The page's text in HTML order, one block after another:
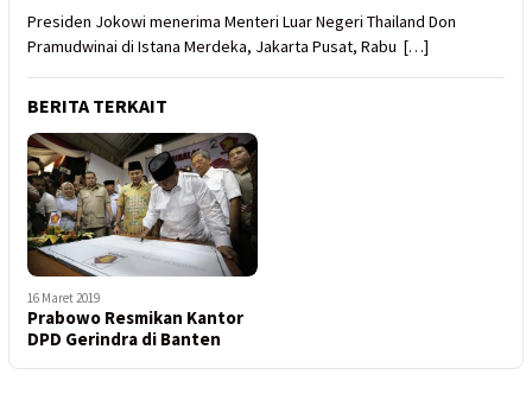
Presiden Jokowi menerima Menteri Luar Negeri Thailand Don
Pramudwinai di Istana Merdeka, Jakarta Pusat, Rabu […]
BERITA TERKAIT
16 Maret 2019
Prabowo Resmikan Kantor
DPD Gerindra di Banten